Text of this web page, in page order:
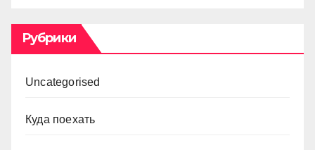
Рубрики
Uncategorised
Куда поехать